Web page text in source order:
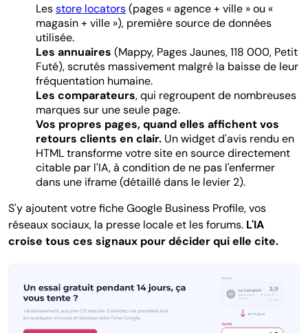
Lesstore locators(pages « agence + ville » ou «
magasin + ville »), première source de données
utilisée.
Les annuaires (Mappy, Pages Jaunes, 118 000, Petit
Futé), scrutés massivement malgré la baisse de leur
fréquentation humaine.
Les comparateurs, qui regroupent de nombreuses
marques sur une seule page.
Vos propres pages, quand elles affichent vos
retours clients en clair. Un widget d'avis rendu en
HTML transforme votre site en source directement
citable par l'IA, à condition de ne pas l'enfermer
dans une iframe (détaillé dans le levier 2).
S'y ajoutent votre fiche Google Business Profile, vos
réseaux sociaux, la presse locale et les forums. L'IA
croise tous ces signaux pour décider qui elle cite.